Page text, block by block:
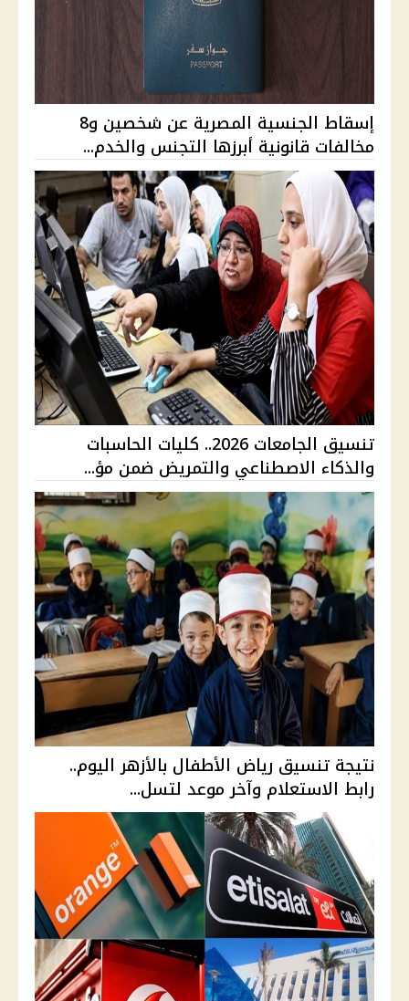
إسقاط الجنسية المصرية عن شخصين و8
مخالفات قانونية أبرزها التجنس والخدم...
تنسيق الجامعات 2026.. كليات الحاسبات
والذكاء الاصطناعي والتمريض ضمن مؤ...
نتيجة تنسيق رياض الأطفال بالأزهر اليوم..
رابط الاستعلام وآخر موعد لتسل...